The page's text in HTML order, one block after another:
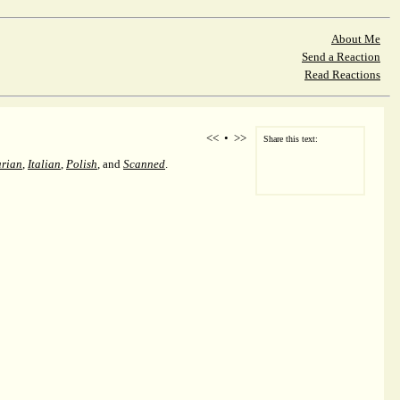
About Me
Send a Reaction
Read Reactions
<< • >>
, Italian, Polish, and Scanned.
Share this text: